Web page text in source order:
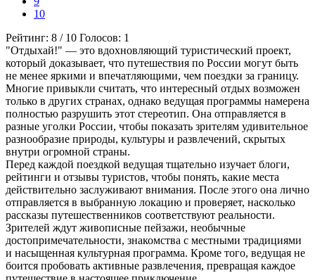
10
Рейтинг: 8 / 10 Голосов: 1
"Отдыхай!" — это вдохновляющий туристический проект,
который доказывает, что путешествия по России могут быть
не менее яркими и впечатляющими, чем поездки за границу.
Многие привыкли считать, что интересный отдых возможен
только в других странах, однако ведущая программы намерена
полностью разрушить этот стереотип. Она отправляется в
разные уголки России, чтобы показать зрителям удивительное
разнообразие природы, культуры и развлечений, скрытых
внутри огромной страны.
Перед каждой поездкой ведущая тщательно изучает блоги,
рейтинги и отзывы туристов, чтобы понять, какие места
действительно заслуживают внимания. После этого она лично
отправляется в выбранную локацию и проверяет, насколько
рассказы путешественников соответствуют реальности.
Зрителей ждут живописные пейзажи, необычные
достопримечательности, знакомства с местными традициями
и насыщенная культурная программа. Кроме того, ведущая не
боится пробовать активные развлечения, превращая каждое